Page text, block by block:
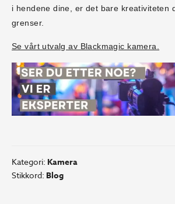
i hendene dine, er det bare kreativiteten
grenser.
Se vårt utvalg av Blackmagic kamera.
Kategori: Kamera
Stikkord: Blog